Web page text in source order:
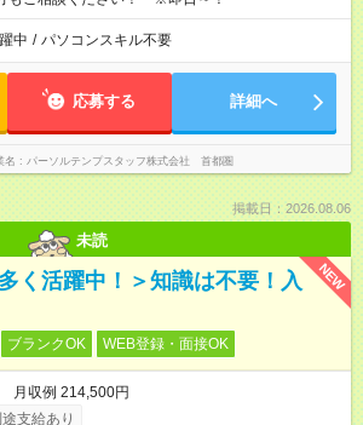
中 / パソコンスキル不要
応募する 詳細へ
名 パーソルテンプスタッフ株式会社 首都圏
掲載日：2026.08.06
未読
NEW
く活躍中！＞知識は不要！入
ブランクOK WEB登録・面接OK
月収例 214,500円
支給あり